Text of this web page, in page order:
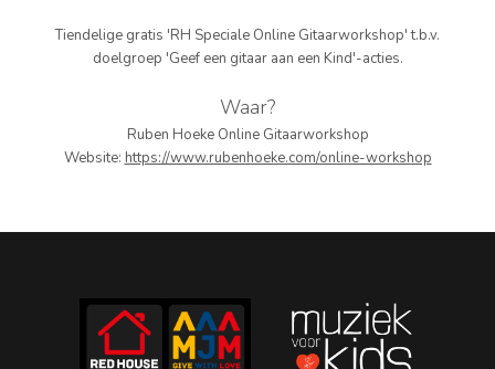
NIEUWS
PRESSKIT
Tiendelige gratis 'RH Speciale Online Gitaarworkshop' t.b.v.
doelgroep 'Geef een gitaar aan een Kind'-acties.
Waar?
Ruben Hoeke Online Gitaarworkshop
Website: https://www.rubenhoeke.com/online-workshop